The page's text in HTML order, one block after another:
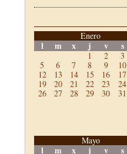
Enero
l m x j v s
1 2 3
5
6 7 8 9 10
12
13 14 15 16 17
19
20 21 22 23 24
26
27 28 29 30 31
Mayo
l m x j v s